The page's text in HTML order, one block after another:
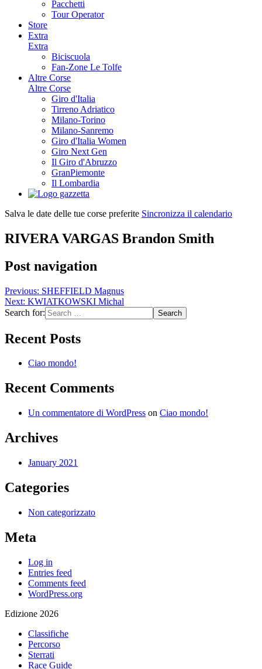
Pacchetti
Tour Operator
Store
Extra
Extra
Biciscuola
Fan-Zone Le Tolfe
Altre Corse
Altre Corse
Giro d'Italia
Tirreno Adriatico
Milano-Torino
Milano-Sanremo
Giro d'Italia Women
Giro Next Gen
Il Giro d'Abruzzo
GranPiemonte
Il Lombardia
Salva le date delle tue corse preferite Sincronizza il calendario
RIVERA VARGAS Brandon Smith
Post navigation
Previous: SHEFFIELD Magnus
Next: KWIATKOWSKI Michal
Search for:
Recent Posts
Ciao mondo!
Recent Comments
Un commentatore di WordPress on Ciao mondo!
Archives
January 2021
Categories
Non categorizzato
Meta
Log in
Entries feed
Comments feed
WordPress.org
Edizione 2026
Classifiche
Percorso
Sterrati
Race Guide